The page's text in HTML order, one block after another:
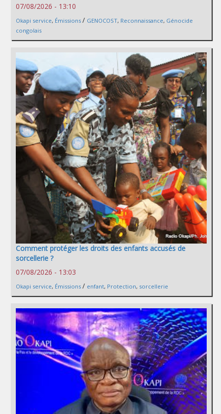
07/08/2026 - 13:10
Okapi service, Émissions / GENOCOST, Reconnaissance, Génocide
congolais
Comment protéger les droits des enfants accusés de
sorcellerie ?
07/08/2026 - 13:03
Okapi service, Émissions / enfant, Protection, sorcellerie